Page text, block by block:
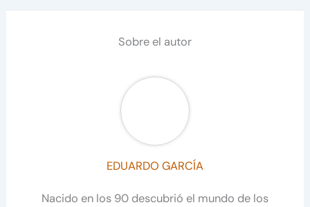
Sobre el autor
EDUARDO GARCÍA
Nacido en los 90 descubrió el mundo de los